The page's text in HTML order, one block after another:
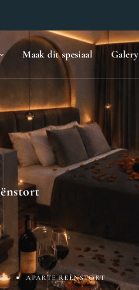
Maak dit spesiaal Galery
APARTE REËNSTORT